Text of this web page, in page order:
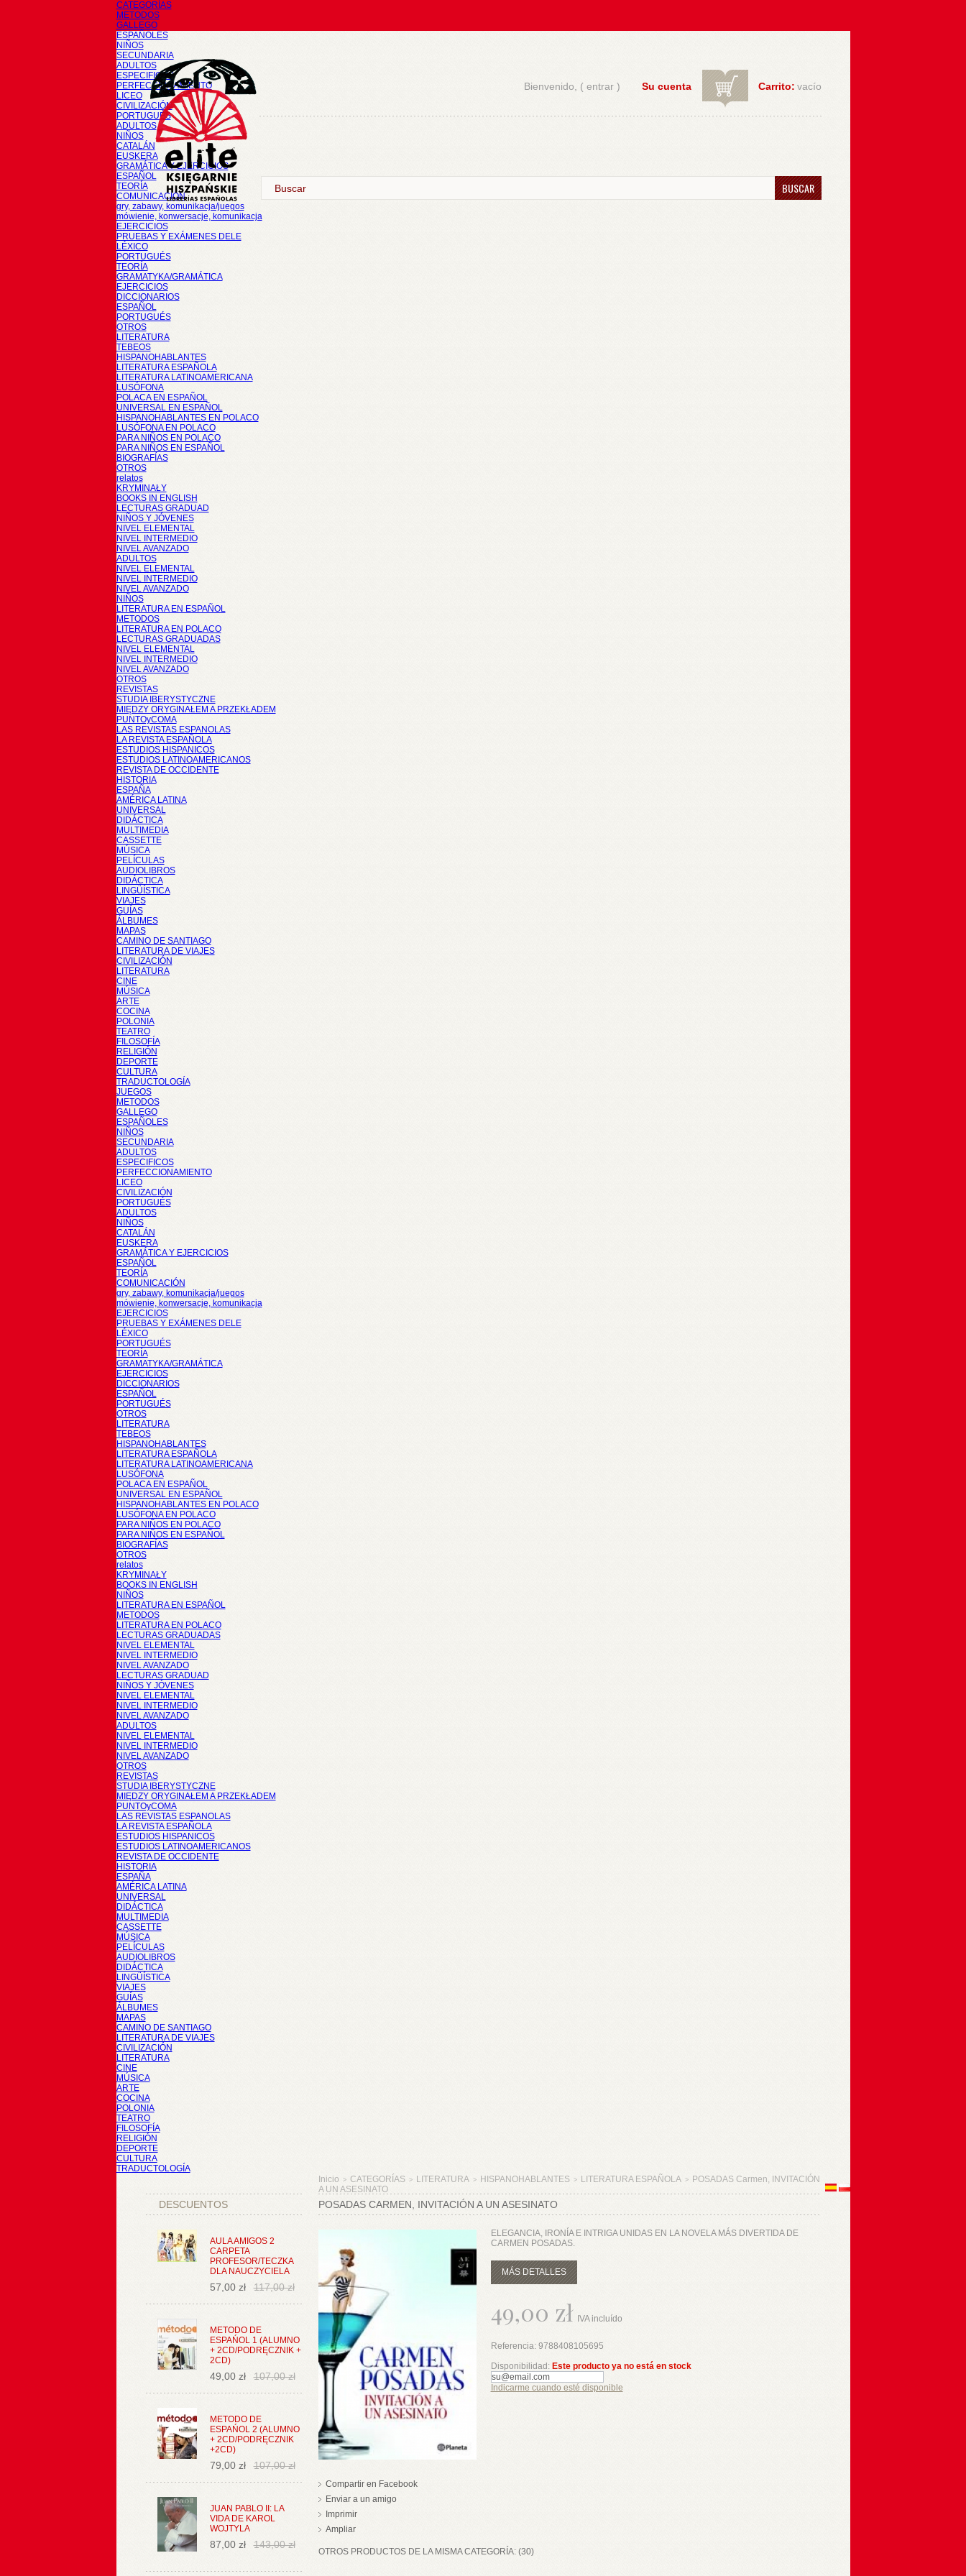
CATEGORÍAS
METODOS
GALLEGO
ESPAÑOLES
NIÑOS
SECUNDARIA
ADULTOS
ESPECIFICOS
PERFECCIONAMIENTO
LICEO
CIVILIZACIÓN
PORTUGUÉS
ADULTOS
NIÑOS
CATALÁN
EUSKERA
GRAMÁTICA Y EJERCICIOS
ESPAÑOL
TEORÍA
COMUNICACIÓN
gry, zabawy, komunikacja/juegos
mówienie, konwersacje, komunikacja
EJERCICIOS
PRUEBAS Y EXÁMENES DELE
LÉXICO
PORTUGUÉS
TEORÍA
GRAMATYKA/GRAMÁTICA
EJERCICIOS
DICCIONARIOS
ESPAÑOL
PORTUGUÉS
OTROS
LITERATURA
TEBEOS
HISPANOHABLANTES
LITERATURA ESPAÑOLA
LITERATURA LATINOAMERICANA
LUSÓFONA
POLACA EN ESPAÑOL
UNIVERSAL EN ESPAÑOL
HISPANOHABLANTES EN POLACO
LUSÓFONA EN POLACO
PARA NIÑOS EN POLACO
PARA NIÑOS EN ESPAÑOL
BIOGRAFÍAS
OTROS
relatos
KRYMINAŁY
BOOKS IN ENGLISH
LECTURAS GRADUAD
NIÑOS Y JÓVENES
NIVEL ELEMENTAL
NIVEL INTERMEDIO
NIVEL AVANZADO
ADULTOS
NIVEL ELEMENTAL
NIVEL INTERMEDIO
NIVEL AVANZADO
NIÑOS
LITERATURA EN ESPAÑOL
METODOS
LITERATURA EN POLACO
LECTURAS GRADUADAS
NIVEL ELEMENTAL
NIVEL INTERMEDIO
NIVEL AVANZADO
OTROS
REVISTAS
STUDIA IBERYSTYCZNE
MIĘDZY ORYGINAŁEM A PRZEKŁADEM
PUNTOyCOMA
LAS REVISTAS ESPANOLAS
LA REVISTA ESPAÑOLA
ESTUDIOS HISPANICOS
ESTUDIOS LATINOAMERICANOS
REVISTA DE OCCIDENTE
HISTORIA
ESPAÑA
AMÉRICA LATINA
UNIVERSAL
DIDÁCTICA
MULTIMEDIA
CASSETTE
MÚSICA
PELÍCULAS
AUDIOLIBROS
DIDÁCTICA
LINGÜÍSTICA
VIAJES
GUÍAS
ÁLBUMES
MAPAS
CAMINO DE SANTIAGO
LITERATURA DE VIAJES
CIVILIZACIÓN
LITERATURA
CINE
MÚSICA
ARTE
COCINA
POLONIA
TEATRO
FILOSOFÍA
RELIGIÓN
DEPORTE
CULTURA
TRADUCTOLOGÍA
JUEGOS
METODOS
GALLEGO
ESPAÑOLES
NIÑOS
SECUNDARIA
ADULTOS
ESPECIFICOS
PERFECCIONAMIENTO
LICEO
CIVILIZACIÓN
PORTUGUÉS
ADULTOS
NIÑOS
CATALÁN
EUSKERA
GRAMÁTICA Y EJERCICIOS
ESPAÑOL
TEORÍA
COMUNICACIÓN
gry, zabawy, komunikacja/juegos
mówienie, konwersacje, komunikacja
EJERCICIOS
PRUEBAS Y EXÁMENES DELE
LÉXICO
PORTUGUÉS
TEORÍA
GRAMATYKA/GRAMÁTICA
EJERCICIOS
DICCIONARIOS
ESPAÑOL
PORTUGUÉS
OTROS
LITERATURA
TEBEOS
HISPANOHABLANTES
LITERATURA ESPAÑOLA
LITERATURA LATINOAMERICANA
LUSÓFONA
POLACA EN ESPAÑOL
UNIVERSAL EN ESPAÑOL
HISPANOHABLANTES EN POLACO
LUSÓFONA EN POLACO
PARA NIÑOS EN POLACO
PARA NIÑOS EN ESPAÑOL
BIOGRAFÍAS
OTROS
relatos
KRYMINAŁY
BOOKS IN ENGLISH
NIÑOS
LITERATURA EN ESPAÑOL
METODOS
LITERATURA EN POLACO
LECTURAS GRADUADAS
NIVEL ELEMENTAL
NIVEL INTERMEDIO
NIVEL AVANZADO
LECTURAS GRADUAD
NIÑOS Y JÓVENES
NIVEL ELEMENTAL
NIVEL INTERMEDIO
NIVEL AVANZADO
ADULTOS
NIVEL ELEMENTAL
NIVEL INTERMEDIO
NIVEL AVANZADO
OTROS
REVISTAS
STUDIA IBERYSTYCZNE
MIĘDZY ORYGINAŁEM A PRZEKŁADEM
PUNTOyCOMA
LAS REVISTAS ESPANOLAS
LA REVISTA ESPAÑOLA
ESTUDIOS HISPANICOS
ESTUDIOS LATINOAMERICANOS
REVISTA DE OCCIDENTE
HISTORIA
ESPAÑA
AMÉRICA LATINA
UNIVERSAL
DIDÁCTICA
MULTIMEDIA
CASSETTE
MÚSICA
PELÍCULAS
AUDIOLIBROS
DIDÁCTICA
LINGÜÍSTICA
VIAJES
GUÍAS
ÁLBUMES
MAPAS
CAMINO DE SANTIAGO
LITERATURA DE VIAJES
CIVILIZACIÓN
LITERATURA
CINE
MÚSICA
ARTE
COCINA
POLONIA
TEATRO
FILOSOFÍA
RELIGIÓN
DEPORTE
CULTURA
TRADUCTOLOGÍA
Carrito: vacío
Su cuenta
Bienvenido, ( entrar)
BUSCAR
DESCUENTOS
AULA AMIGOS 2
CARPETA
PROFESOR/TECZKA
DLA NAUCZYCIELA
57,00 zł 117,00 zł
METODO DE
ESPAŃOL 1 (ALUMNO
+ 2CD/PODRĘCZNIK +
2CD)
49,00 zł 107,00 zł
METODO DE
ESPAŃOL 2 (ALUMNO
+ 2CD/PODRĘCZNIK
+2CD)
79,00 zł 107,00 zł
JUAN PABLO II: LA
VIDA DE KAROL
WOJTYLA
87,00 zł 143,00 zł
Inicio > CATEGORÍAS > LITERATURA > HISPANOHABLANTES > LITERATURA ESPAÑOLA >
POSADAS Carmen, INVITACIÓN
A UN ASESINATO
POSADAS CARMEN, INVITACIÓN A UN ASESINATO
Compartir en Facebook
Enviar a un amigo
Imprimir
Ampliar
ELEGANCIA, IRONÍA E INTRIGA UNIDAS EN LA NOVELA MÁS DIVERTIDA DE
CARMEN POSADAS.
MÁS DETALLES
49,00 zł IVA incluído
Referencia: 9788408105695
Disponibilidad: Este producto ya no está en stock
Indicarme cuando esté disponible
OTROS PRODUCTOS DE LA MISMA CATEGORÍA: (30)